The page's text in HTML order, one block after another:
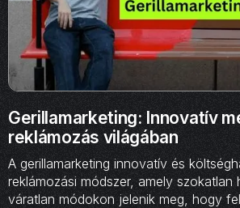
Gerillamarketing: Innovatív
reklámozás világában
A gerillamarketing innovatív és
reklámozási módszer, amely szokatlan
váratlan módokon jelenik meg, hogy